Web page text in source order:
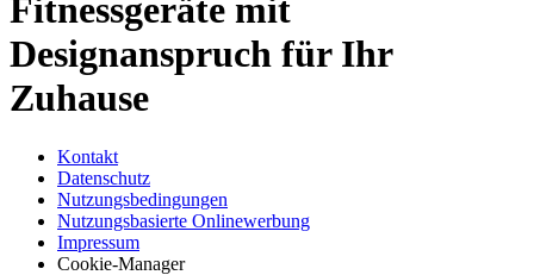
Fitnessgeräte mit
Designanspruch für Ihr
Zuhause
Kontakt
Datenschutz
Nutzungsbedingungen
Nutzungsbasierte Onlinewerbung
Impressum
Cookie-Manager